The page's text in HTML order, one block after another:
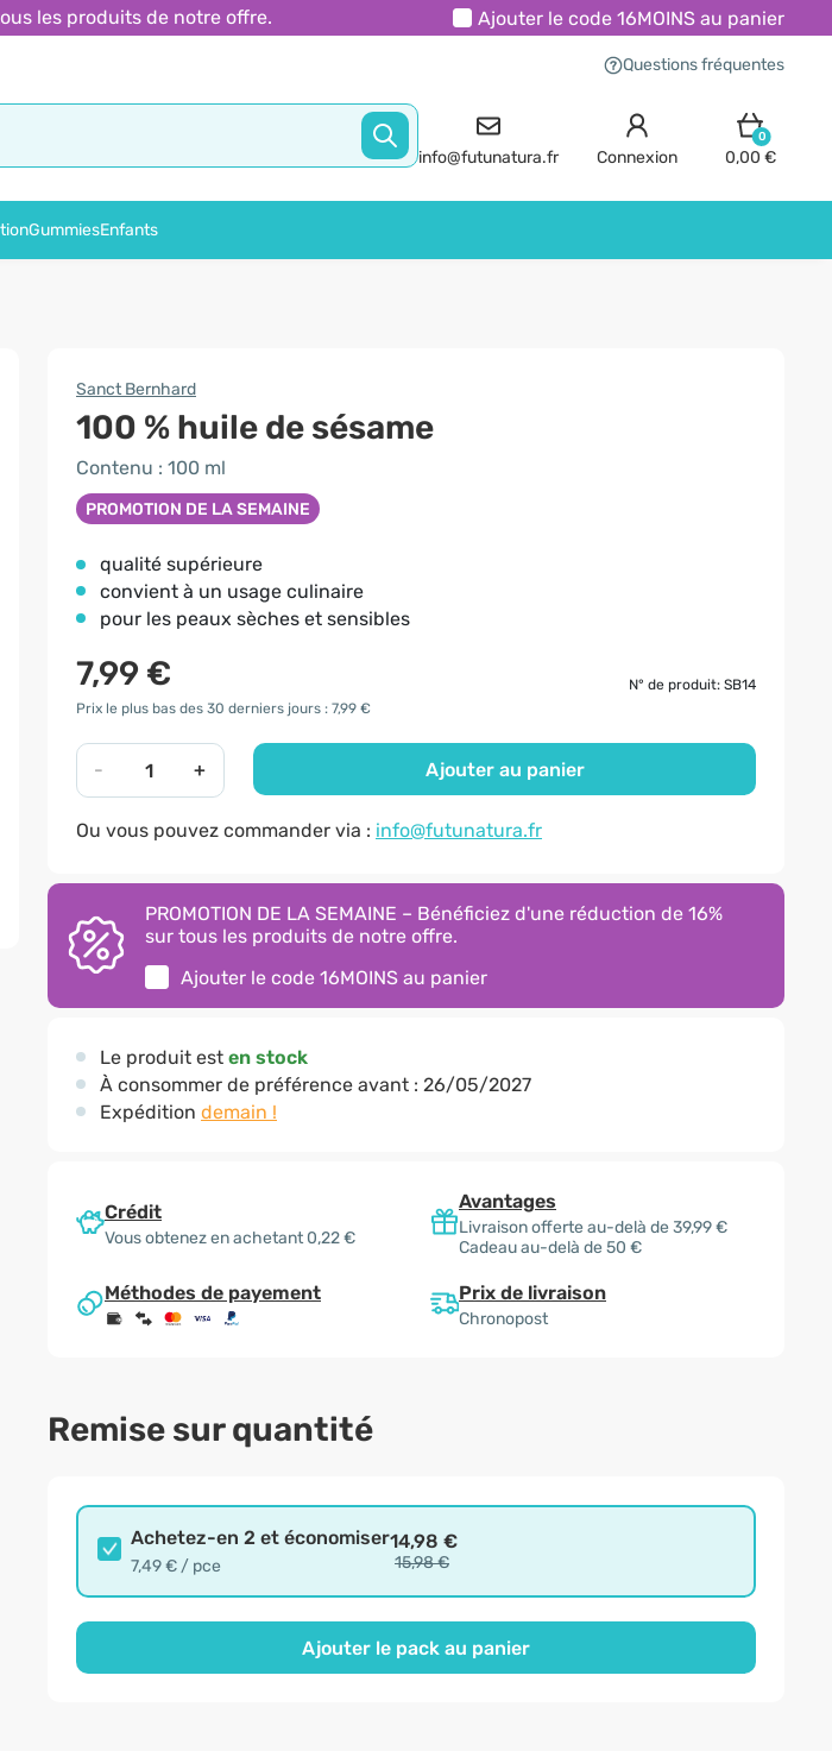
les produits de notre offre. Ajouter le code 16MOINSau panier
Questions fréquentes
info@futunatura.fr Connexion
0
0,00 €
GummiesEnfants
Sanct Bernhard
100 % huile de sésame
Contenu : 100 ml
PROMOTION DE LA SEMAINE
​qualité supérieure
convient à un usage culinaire
pour les peaux sèches et sensibles
7,99 €
N° de produit: SB14
Prix le plus bas des 30 derniers jours : 7,99 €
- + Ajouter au panier
Ou vous pouvez commander via : info@futunatura.fr
PROMOTION DE LA SEMAINE – Bénéficiez d'une réduction de 16%
sur tous les produits de notre offre.
Ajouter le code 16MOINS au panier
Le produit est en stock
À consommer de préférence avant : 26/05/2027
Expédition demain !
Crédit
Vous obtenez en achetant 0,22 €
Avantages
Livraison offerte au-delà de 39,99 €
Cadeau au-delà de 50 €
Méthodes de payement Prix de livraison
Chronopost
Remise sur quantité
Achetez-en 2 et économiser
7,49 € / pce
14,98 €
15,98 €
Ajouter le pack au panier